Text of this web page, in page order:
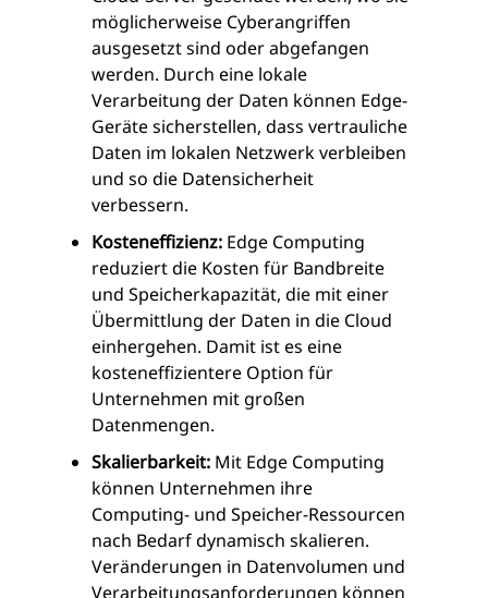
möglicherweise Cyberangriffen
ausgesetzt sind oder abgefangen
werden. Durch eine lokale
Verarbeitung der Daten können Edge-
Geräte sicherstellen, dass vertrauliche
Daten im lokalen Netzwerk verbleiben
und so die Datensicherheit
verbessern.
Kosteneffizienz: Edge Computing
reduziert die Kosten für Bandbreite
und Speicherkapazität, die mit einer
Übermittlung der Daten in die Cloud
einhergehen. Damit ist es eine
kosteneffizientere Option für
Unternehmen mit großen
Datenmengen.
Skalierbarkeit: Mit Edge Computing
können Unternehmen ihre
Computing- und Speicher-Ressourcen
nach Bedarf dynamisch skalieren.
Veränderungen in Datenvolumen und
Verarbeitungsanforderungen können